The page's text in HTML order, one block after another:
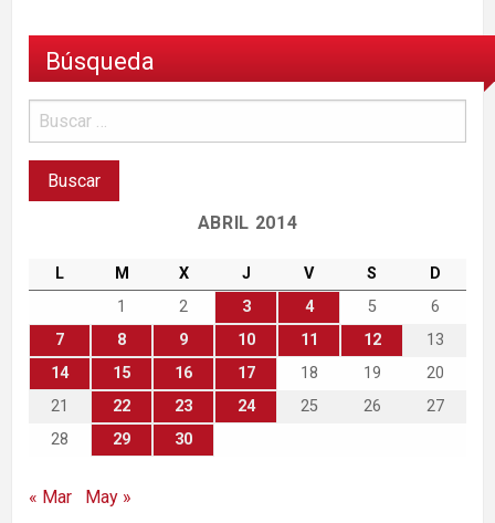
Búsqueda
ABRIL 2014
L M X J V S
D
1
2 3 4 5
6
7
8 9 10 11 12
13
14
15 16 17 18 19
20
21
22 23 24 25 26
27
28
29 30
« Mar May »